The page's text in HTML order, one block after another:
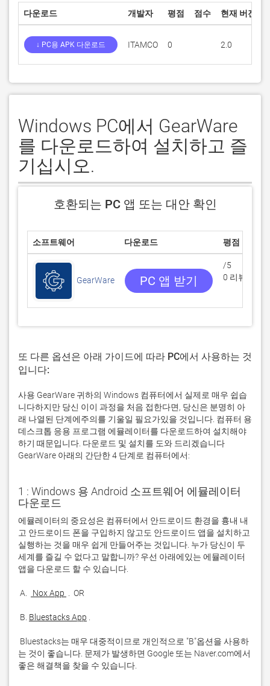
다운로드 개발자 평점 점수 현재 버전
↓ PC용 APK 다운로드 ITAMCO 0 2.0
Windows PC에서 GearWare
를 다운로드하여 설치하고 즐
기십시오.
호환되는 PC 앱 또는 대안 확인
소프트웨어 다운로드 평점
GearWare PC 앱 받기
/5
0 리뷰
또 다른 옵션은 아래 가이드에 따라 PC에서 사용하는 것
입니다:
사용 GearWare 귀하의 Windows 컴퓨터에서 실제로 매우 쉽습
니다하지만 당신 이이 과정을 처음 접한다면, 당신은 분명히 아
래 나열된 단계에주의를 기울일 필요가있을 것입니다. 컴퓨터 용
데스크톱 응용 프로그램 에뮬레이터를 다운로드하여 설치해야
하기 때문입니다. 다운로드 및 설치를 도와 드리겠습니다
GearWare 아래의 간단한 4 단계로 컴퓨터에서:
1 : Windows 용 Android 소프트웨어 에뮬레이터
다운로드
에뮬레이터의 중요성은 컴퓨터에서 안드로이드 환경을 흉내 내
고 안드로이드 폰을 구입하지 않고도 안드로이드 앱을 설치하고
실행하는 것을 매우 쉽게 만들어주는 것입니다. 누가 당신이 두
세계를 즐길 수 없다고 말합니까? 우선 아래에있는 에뮬레이터
A. Nox App
B. Bluestacks App
는 것이 좋습니다. 문제가 발생하면 Google 또는 Naver.com에서
좋은 해결책을 찾을 수 있습니다.